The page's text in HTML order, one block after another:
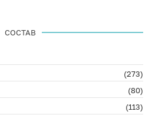
СОСТАВ
(273)
(80)
(113)